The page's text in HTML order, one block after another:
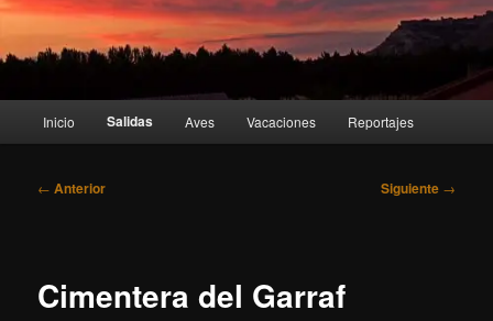
Inicio Salidas Aves Vacaciones Reportajes
Navegación
← Anterior Siguiente →
Cimentera del Garraf